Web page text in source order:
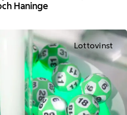
Haninge
Lottovinst